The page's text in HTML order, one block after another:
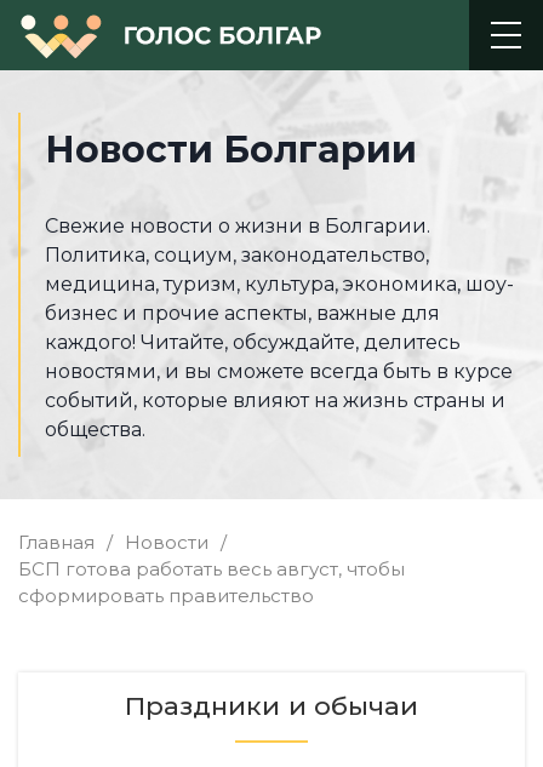
Новости Болгарии
Свежие новости о жизни в Болгарии.
Политика, социум, законодательство,
медицина, туризм, культура, экономика, шоу-
бизнес и прочие аспекты, важные для
каждого! Читайте, обсуждайте, делитесь
новостями, и вы сможете всегда быть в курсе
событий, которые влияют на жизнь страны и
общества.
Главная
Новости
БСП готова работать весь август, чтобы
сформировать правительство
Праздники и обычаи